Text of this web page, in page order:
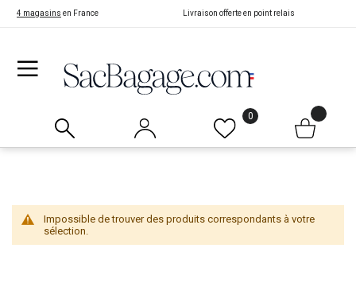
4 magasins en France Livraison offerte en point relais
0
Impossible de trouver des produits correspondants à votre
sélection.